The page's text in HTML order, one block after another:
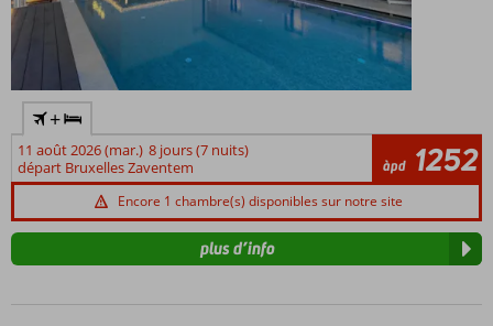
+
11 août 2026 (mar.) 8 jours (7 nuits)
départ Bruxelles Zaventem
àpd 1252
Encore 1 chambre(s) disponibles sur notre site
plus d’info